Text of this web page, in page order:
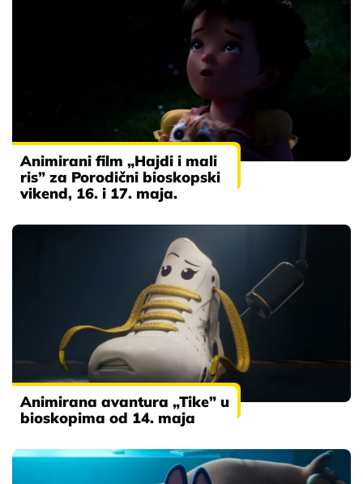
Animirani film „Hajdi i mali
ris” za Porodični bioskopski
vikend, 16. i 17. maja.
Animirana avantura „Tike” u
bioskopima od 14. maja